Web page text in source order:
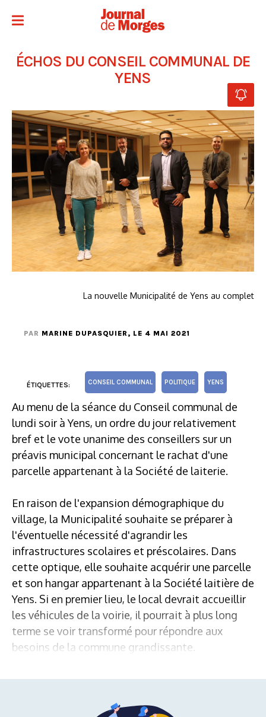
ÉCHOS DU CONSEIL COMMUNAL DE
YENS
La nouvelle Municipalité de Yens au complet
PAR MARINE DUPASQUIER, LE 4 MAI 2021
ÉTIQUETTES: CONSEIL COMMUNAL POLITIQUE YENS
Au menu de la séance du Conseil communal de
lundi soir à Yens, un ordre du jour relativement
bref et le vote unanime des conseillers sur un
préavis municipal concernant le rachat d'une
parcelle appartenant à la Société de laiterie.
En raison de l'expansion démographique du
village, la Municipalité souhaite se préparer à
l'éventuelle nécessité d'agrandir les
infrastructures scolaires et préscolaires. Dans
cette optique, elle souhaite acquérir une parcelle
et son hangar appartenant à la Société laitière de
Yens. Si en premier lieu, le local devrait accueillir
les véhicules de la voirie, il pourrait à plus long
terme se voir transformé pour répondre aux
besoins de la commune grandissante.